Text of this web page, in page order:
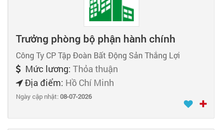
Trưởng phòng bộ phận hành chính
Công Ty CP Tập Đoàn Bất Động Sản Thắng Lợi
Mức lương: Thỏa thuận
Địa điểm: Hồ Chí Minh
Ngày cập nhật:08-07-2026